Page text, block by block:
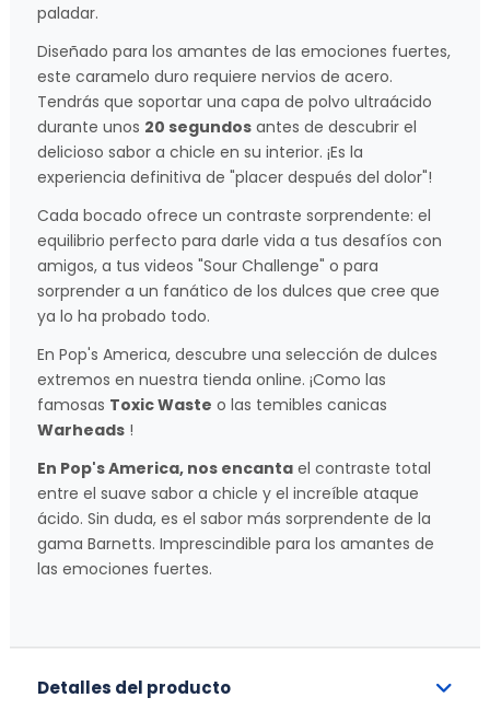
paladar.
Diseñado para los amantes de las emociones fuertes,
este caramelo duro requiere nervios de acero.
Tendrás que soportar una capa de polvo ultraácido
durante unos 20 segundos antes de descubrir el
delicioso sabor a chicle en su interior. ¡Es la
experiencia definitiva de "placer después del dolor"!
Cada bocado ofrece un contraste sorprendente: el
equilibrio perfecto para darle vida a tus desafíos con
amigos, a tus videos "Sour Challenge" o para
sorprender a un fanático de los dulces que cree que
ya lo ha probado todo.
En Pop's America, descubre una selección de dulces
extremos en nuestra tienda online. ¡Como las
famosas Toxic Waste o las temibles canicas
Warheads !
En Pop's America, nos encanta el contraste total
entre el suave sabor a chicle y el increíble ataque
ácido. Sin duda, es el sabor más sorprendente de la
gama Barnetts. Imprescindible para los amantes de
las emociones fuertes.
Detalles del producto